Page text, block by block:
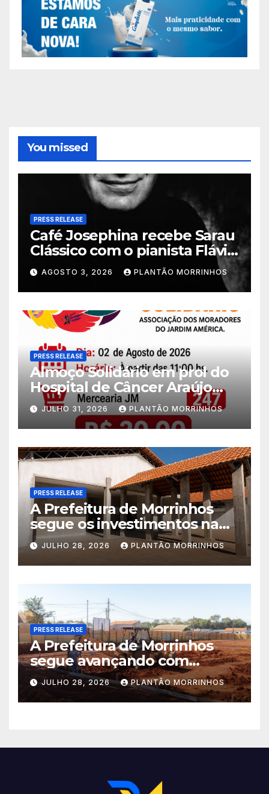
You missed
PRESS RELEASE
Café Josephina recebe Sarau
Clássico com o pianista Flávio
Varani nesta terça-feira
AGOSTO 3, 2026 PLANTÃO MORRINHOS
PRESS RELEASE
Almoço Solidário em prol do
Hospital de Câncer Araújo
Jorge é realizado no Jardim
América
JULHO 31, 2026 PLANTÃO MORRINHOS
PRESS RELEASE
A Prefeitura de Morrinhos
segue os investimentos na
educação. A obra da Escola
Municipal Eudóxio de
Figueiredo avança em ritmo
acelerado e já ganha forma.
JULHO 28, 2026 PLANTÃO MORRINHOS
PRESS RELEASE
A Prefeitura de Morrinhos
segue avançando com
importantes investimentos
no Setor Arca de Noé.
JULHO 28, 2026 PLANTÃO MORRINHOS